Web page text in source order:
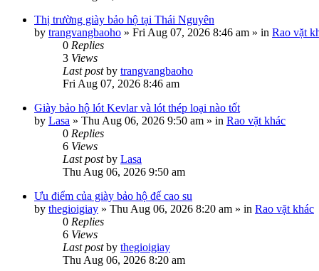
Thị trường giày bảo hộ tại Thái Nguyên
by trangvangbaoho » Fri Aug 07, 2026 8:46 am » in Rao vặt
0 Replies
3 Views
Last postby trangvangbaoho
Fri Aug 07, 2026 8:46 am
Giày bảo hộ lót Kevlar và lót thép loại nào tốt
by Lasa » Thu Aug 06, 2026 9:50 am » in Rao vặt khác
0 Replies
6 Views
Last postby Lasa
Thu Aug 06, 2026 9:50 am
Ưu điểm của giày bảo hộ đế cao su
by thegioigiay » Thu Aug 06, 2026 8:20 am » in Rao vặt khác
0 Replies
6 Views
Last postby thegioigiay
Thu Aug 06, 2026 8:20 am